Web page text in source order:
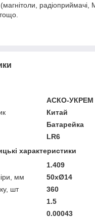
радіоприймачі,
АСКО-УКРЕМ
Китай
Батарейка
LR6
характеристики
1.409
мм
50хØ14
шт
360
1.5
0.00043